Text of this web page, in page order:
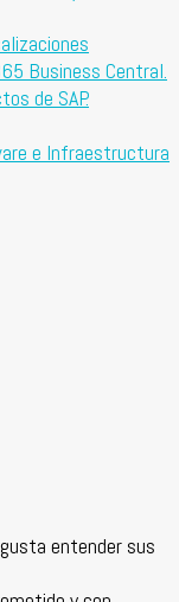
Business Central.
de SAP.
e Infraestructura
entender sus